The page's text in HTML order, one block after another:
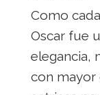
Como
Oscar fue
elegancia,
con mayor